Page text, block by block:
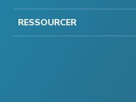
RESSOURCER